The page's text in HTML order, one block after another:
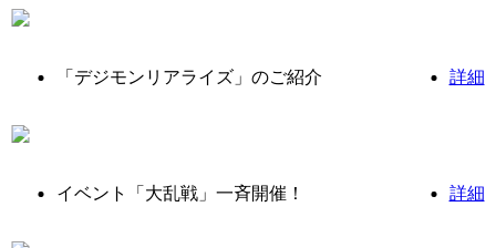
「デジモンリアライズ」のご紹介 詳細
イベント「大乱戦」一斉開催！ 詳細